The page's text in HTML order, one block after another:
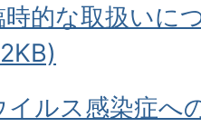
的な取扱いに
ルス感染症へ